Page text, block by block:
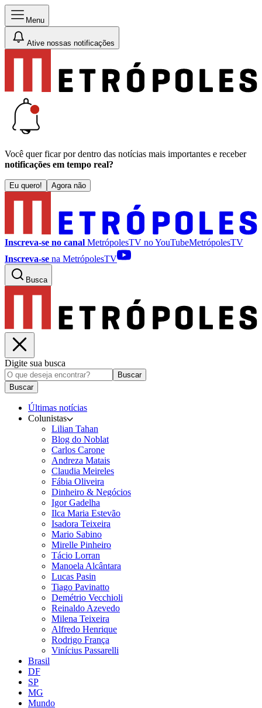
Menu
Ative nossas notificações
Você quer ficar por dentro das notícias mais importantes e receber
notificações em tempo real?
Eu quero! Agora não
Inscreva-se no canal MetrópolesTV noYouTubeMetrópolesTV
Inscreva-se na MetrópolesTV
Busca
Digite sua busca
Buscar
Buscar
Últimas notícias
Colunistas
Lilian Tahan
Blog do Noblat
Carlos Carone
Andreza Matais
Claudia Meireles
Fábia Oliveira
Dinheiro & Negócios
Igor Gadelha
Ilca Maria Estevão
Isadora Teixeira
Mario Sabino
Mirelle Pinheiro
Tácio Lorran
Manoela Alcântara
Lucas Pasin
Tiago Pavinatto
Demétrio Vecchioli
Reinaldo Azevedo
Milena Teixeira
Alfredo Henrique
Rodrigo França
Vinícius Passarelli
Brasil
DF
SP
MG
Mundo